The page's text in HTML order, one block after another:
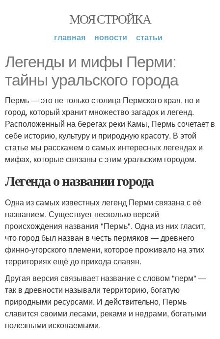
МОЯ СТРОЙКА
главная новости статьи
Легенды и мифы Перми:
тайны уральского города
Пермь — это не только столица Пермского края, но и
город, который хранит множество загадок и легенд.
Расположенный на берегах реки Камы, Пермь сочетает в
себе историю, культуру и природную красоту. В этой
статье мы расскажем о самых интересных легендах и
мифах, которые связаны с этим уральским городом.
Легенда о названии города
Одна из самых известных легенд Перми связана с её
названием. Существует несколько версий
происхождения названия "Пермь". Одна из них гласит,
что город был назван в честь пермяков — древнего
финно-угорского племени, которое проживало на этих
территориях ещё до прихода славян.
Другая версия связывает название с словом "перм" —
так в древности называли территорию, богатую
природными ресурсами. И действительно, Пермь
славится своими лесами, реками и недрами, богатыми
полезными ископаемыми.